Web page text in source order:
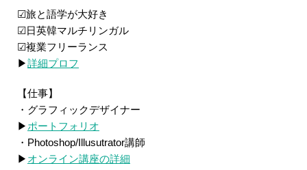
☑旅と語学が大好き
☑日英韓マルチリンガル
☑複業フリーランス
▶詳細プロフ
【仕事】
・グラフィックデザイナー
▶ ポートフォリオ
・Photoshop/Illusutrator講師
▶ オンライン講座の詳細